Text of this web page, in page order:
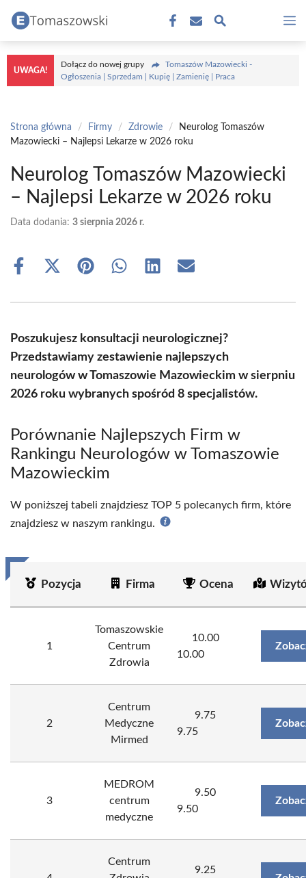
treści
UWAGA!
Dołącz do nowej grupy
Tomaszów Mazowiecki -
Ogłoszenia | Sprzedam | Kupię | Zamienię | Praca
Strona główna / Firmy / Zdrowie /
Neurolog Tomaszów
Mazowiecki – Najlepsi Lekarze w 2026 roku
Neurolog Tomaszów Mazowiecki
– Najlepsi Lekarze w 2026 roku
Data dodania: 3 sierpnia 2026 r.
Share
Share
(Twitter)
Share Share Share Share
Poszukujesz konsultacji neurologicznej?
Przedstawiamy zestawienie najlepszych
neurologów w Tomaszowie Mazowieckim w sierpniu
2026 roku wybranych spośród 8 specjalistów.
Porównanie Najlepszych Firm w
Rankingu Neurologów w Tomaszowie
Mazowieckim
W poniższej tabeli znajdziesz TOP 5 polecanych firm, które
znajdziesz w naszym rankingu.
Pozycja Firma Ocena
1
Tomaszowskie
Centrum
Zdrowia
10.00
10.00
2
Centrum
Medyczne
Mirmed
9.75
9.75
3
MEDROM
centrum
medyczne
9.50
9.50
Centrum
9.25